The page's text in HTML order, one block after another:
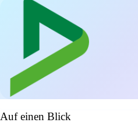
Auf einen Blick